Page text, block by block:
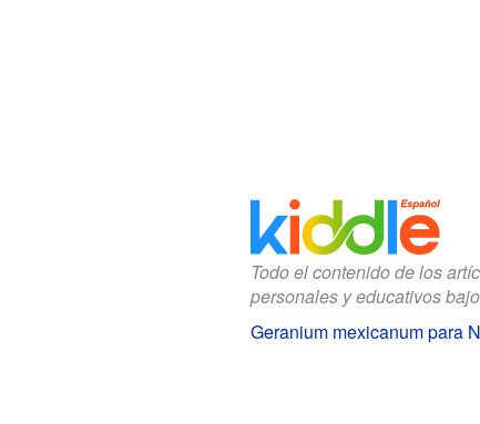
Todo el contenido de los
personales y educativos
Geranium mexicanum para